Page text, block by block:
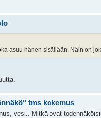
asuu hänen sisällään. Näin on
tms kokemus
vesi.. Mitkä ovat